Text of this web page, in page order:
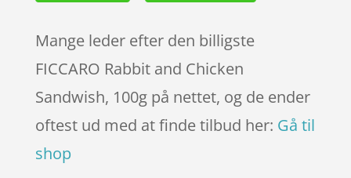
Mange leder efter den billigste
FICCARO Rabbit and Chicken
Sandwish, 100g på nettet, og de ender
oftest ud med at finde tilbud her: Gå til
shop